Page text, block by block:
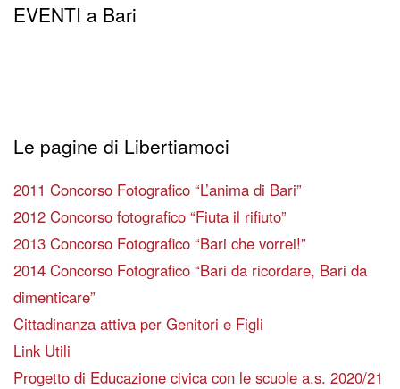
EVENTI a Bari
Le pagine di Libertiamoci
2011 Concorso Fotografico “L’anima di Bari”
2012 Concorso fotografico “Fiuta il rifiuto”
2013 Concorso Fotografico “Bari che vorrei!”
2014 Concorso Fotografico “Bari da ricordare, Bari da
dimenticare”
Cittadinanza attiva per Genitori e Figli
Link Utili
Progetto di Educazione civica con le scuole a.s. 2020/21